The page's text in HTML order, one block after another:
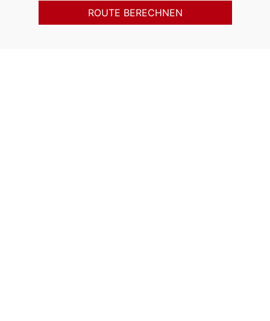
ROUTE BERECHNEN